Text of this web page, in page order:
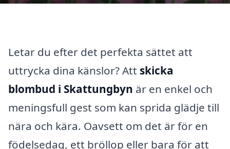
Letar du efter det perfekta sättet att
uttrycka dina känslor? Att skicka
blombud i Skattungbyn är en enkel och
meningsfull gest som kan sprida glädje till
nära och kära. Oavsett om det är för en
födelsedag, ett bröllop eller bara för att